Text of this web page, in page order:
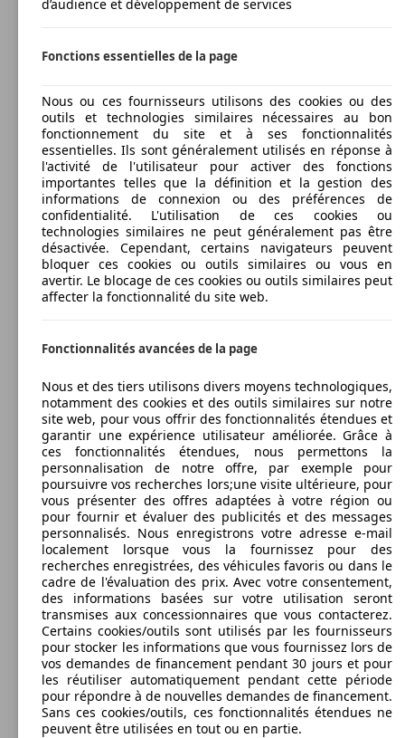
d’audience et développement de services
Fonctions essentielles de la page
Nous ou ces fournisseurs utilisons des cookies ou des
outils et technologies similaires nécessaires au bon
fonctionnement du site et à ses fonctionnalités
essentielles. Ils sont généralement utilisés en réponse à
l'activité de l'utilisateur pour activer des fonctions
importantes telles que la définition et la gestion des
informations de connexion ou des préférences de
confidentialité. L'utilisation de ces cookies ou
technologies similaires ne peut généralement pas être
désactivée. Cependant, certains navigateurs peuvent
bloquer ces cookies ou outils similaires ou vous en
avertir. Le blocage de ces cookies ou outils similaires peut
affecter la fonctionnalité du site web.
Fonctionnalités avancées de la page
Nous et des tiers utilisons divers moyens technologiques,
notamment des cookies et des outils similaires sur notre
site web, pour vous offrir des fonctionnalités étendues et
garantir une expérience utilisateur améliorée. Grâce à
ces fonctionnalités étendues, nous permettons la
personnalisation de notre offre, par exemple pour
poursuivre vos recherches lors;une visite ultérieure, pour
vous présenter des offres adaptées à votre région ou
pour fournir et évaluer des publicités et des messages
personnalisés. Nous enregistrons votre adresse e-mail
localement lorsque vous la fournissez pour des
recherches enregistrées, des véhicules favoris ou dans le
cadre de l'évaluation des prix. Avec votre consentement,
des informations basées sur votre utilisation seront
transmises aux concessionnaires que vous contacterez.
Certains cookies/outils sont utilisés par les fournisseurs
pour stocker les informations que vous fournissez lors de
vos demandes de financement pendant 30 jours et pour
les réutiliser automatiquement pendant cette période
pour répondre à de nouvelles demandes de financement.
Sans ces cookies/outils, ces fonctionnalités étendues ne
peuvent être utilisées en tout ou en partie.